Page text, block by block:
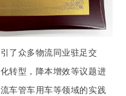
了众多物流同业驻足交
转型，降本增效等议题进
车管车用车等领域的实践